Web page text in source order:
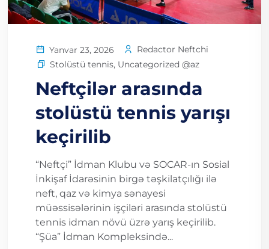
Yanvar 23, 2026
Redactor Neftchi
Stolüstü tennis, Uncategorized @az
Neftçilər arasında
stolüstü tennis yarışı
keçirilib
“Neftçi” İdman Klubu və SOCAR-ın Sosial
İnkişaf İdarəsinin birgə təşkilatçılığı ilə
neft, qaz və kimya sənayesi
müəssisələrinin işçiləri arasında stolüstü
tennis idman növü üzrə yarış keçirilib.
“Şüa” İdman Kompleksində...